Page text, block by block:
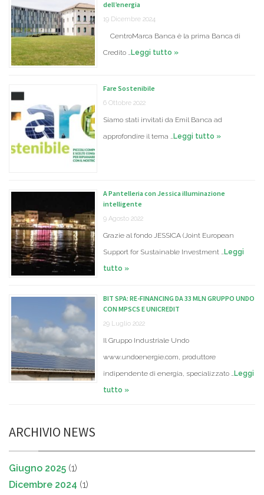
dell’energia
19 Dicembre 2024
CentroMarca Banca è la prima Banca di
Credito …Leggi tutto »
Fare Sostenibile
6 Ottobre 2022
Siamo stati invitati da Emil Banca ad
approfondire il tema …Leggi tutto »
A Pantelleria con Jessica illuminazione
intelligente
9 Agosto 2022
Grazie al fondo JESSICA (Joint European
Support for Sustainable Investment …Leggi
tutto »
BIT SPA: RE-FINANCING DA 33 MLN GRUPPO UNDO
CON MPSCS E UNICREDIT
29 Luglio 2022
Il Gruppo Industriale Undo
www.undoenergie.com, produttore
indipendente di energia, specializzato …Leggi
tutto »
ARCHIVIO NEWS
Giugno 2025 (1)
Dicembre 2024 (1)